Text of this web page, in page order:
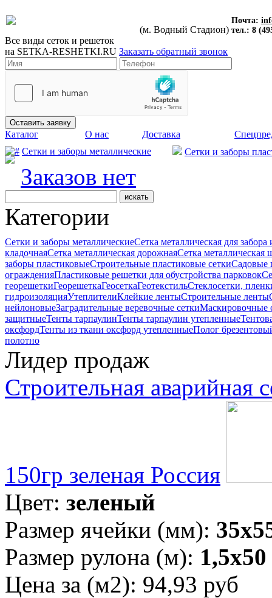
(м. Водный Стадион)
Почта:
тел.: 8
Все виды сеток и решеток
на SETKA-RESHETKI.RU Заказать обратный звонок
Каталог О нас Доставка
Сетки и заборы металлические
Сетки и заборы
Заказов нет
Категории
Сетки и заборы металлическиеСетка металлическая для
кладочнаяСетка металлическая дорожнаяСетка металлическая
заборы пластиковыеСтроительные пластиковые сеткиСадовые
огражденияПластиковые решетки для обустройства парковок
георешеткиГеорешеткаГеосеткаГеотекстильСтеклосетки,
гидроизоляцияУтеплителиКлейкие лентыСтроительные ленты
нейлоновыеЗаградительные веревочные сеткиМаскировочные
защитныеТенты тарпаулинТенты тарпаулин утепленные
оксфордТенты из ткани оксфорд утепленныеПолог
полотно
Лидер продаж
Строительная аварийная
150гр зеленая Россия
Цвет: зеленый
Размер ячейки (мм):
Размер рулона (м): 1,5х50
Цена за (м2): 94,93 руб